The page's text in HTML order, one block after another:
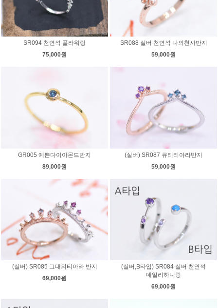
SR094 천연석 플라워링
75,000원
SR088 실버 천연석 나의천사반지
59,000원
GR005 예쁜다이아몬드반지
89,000원
(실버) SR087 큐티티아라반지
59,000원
(실버) SR085 그대의티아라 반지
69,000원
(실버,B타입) SR084 실버 천연석
데일리하니링
69,000원